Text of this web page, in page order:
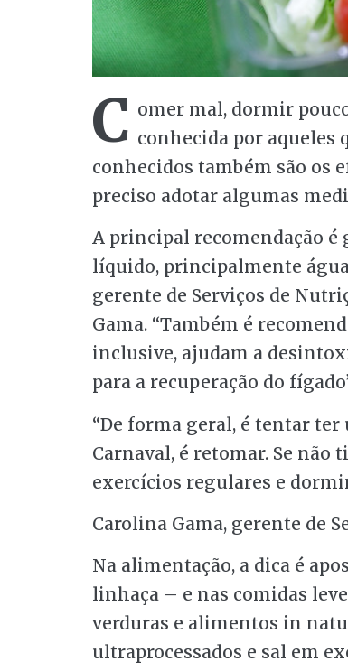
C omer mal, dormir
conhecida por aqueles
conhecidos também são os
preciso adotar algumas
A principal recomendação é
líquido, principalmente
gerente de Serviços de
Gama. “Também é
inclusive, ajudam a
para a recuperação do
“De forma geral, é tentar
Carnaval, é retomar. Se
exercícios regulares e
Carolina Gama, gerente de
Na alimentação, a dica é
linhaça – e nas comidas
verduras e alimentos in
ultraprocessados e sal em